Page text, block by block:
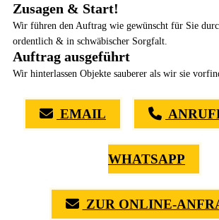
Zusagen & Start!
Wir führen den Auftrag wie gewünscht für Sie
ordentlich & in schwäbischer Sorgfalt.
Auftrag ausgeführt
Wir hinterlassen Objekte sauberer als wir sie
EMAIL
WHATSAPP
ZUR ONLINE-